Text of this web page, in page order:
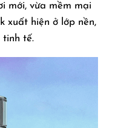
mới, vừa mềm mại
xuất hiện ở lớp nền,
tinh tế.